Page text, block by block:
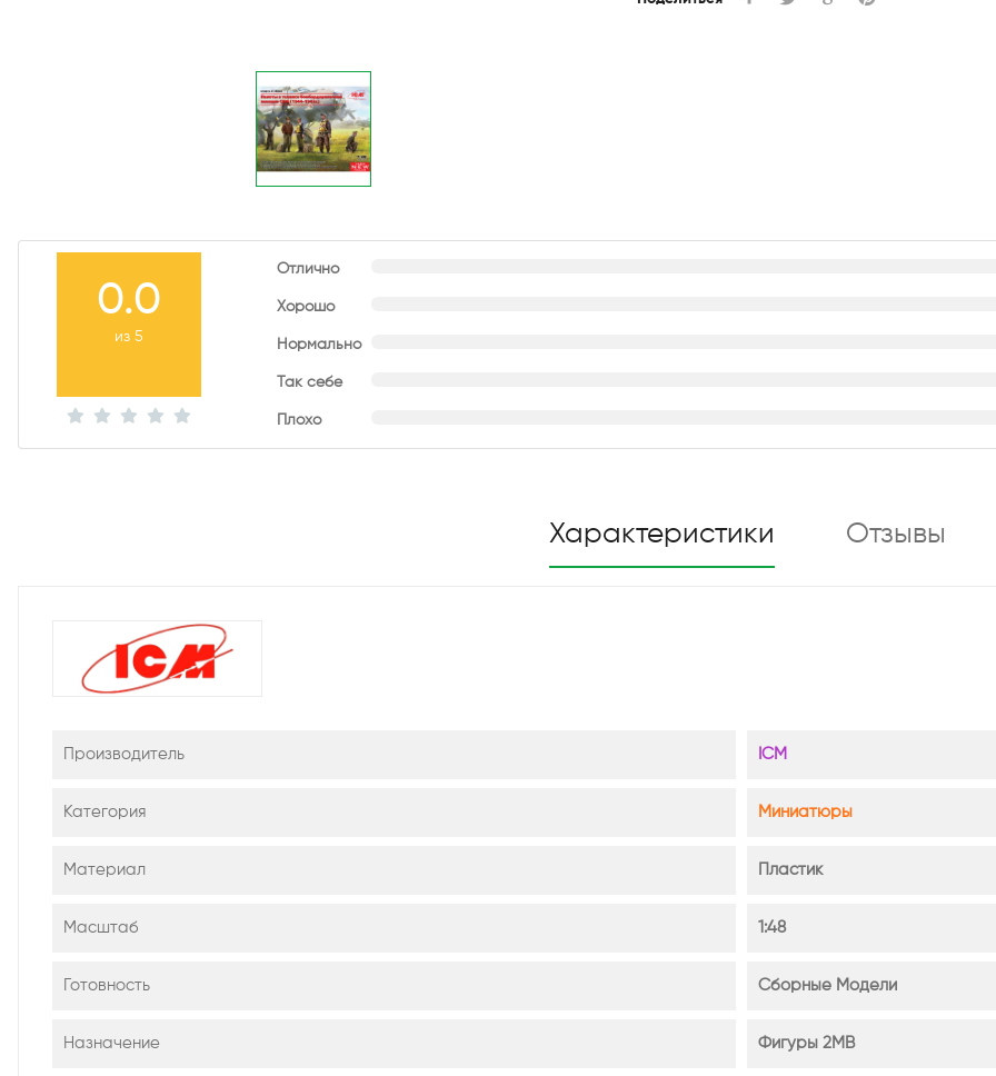
0.0
из 5
Отлично
Хорошо
Нормально
Так себе
Плохо
Характеристики Отзывы
Производитель ICM
Категория Миниатюры
Материал Пластик
Масштаб 1:48
Готовность Сборные Модели
Назначение Фигуры 2МВ